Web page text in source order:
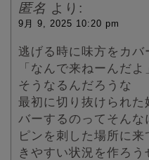
匿名 より:
9月 9, 2025 10:20 pm
逃げる時に味方をカ
「なんで来ねーんだ
そうなるんだろうな
最初に切り抜けられ
バーするのってそんな
ピンを刺した場所に
きやすい状況を作ろう